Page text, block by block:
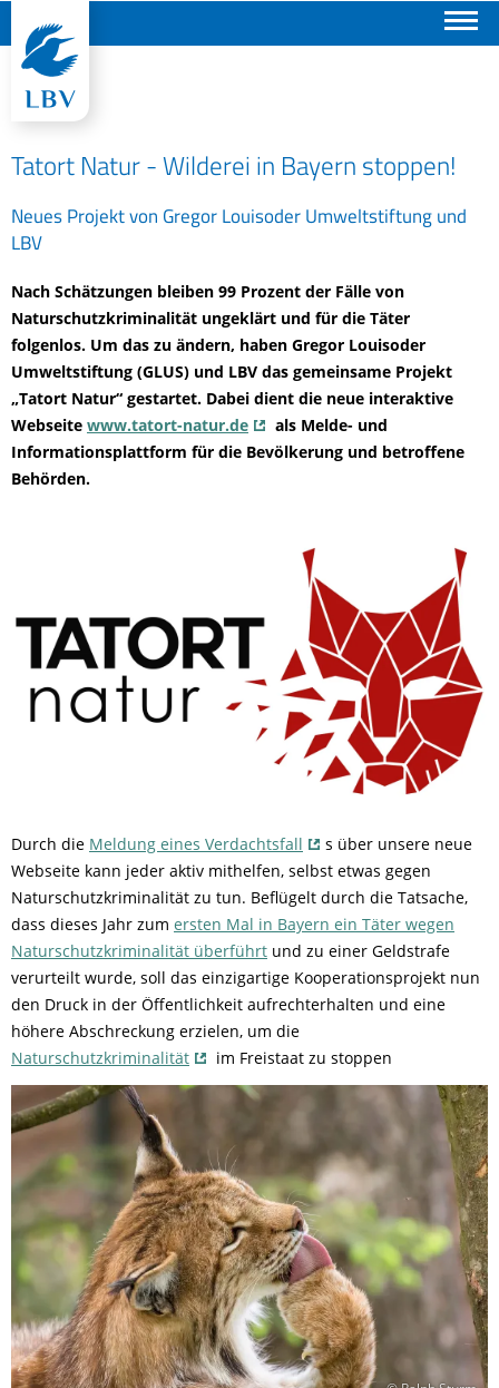
Tatort Natur - Wilderei in Bayern stoppen!
Neues Projekt von Gregor Louisoder Umweltstiftung und
LBV
Nach Schätzungen bleiben 99 Prozent der Fälle von
Naturschutzkriminalität ungeklärt und für die Täter
folgenlos. Um das zu ändern, haben Gregor Louisoder
Umweltstiftung (GLUS) und LBV das gemeinsame Projekt
„Tatort Natur“ gestartet. Dabei dient die neue interaktive
Webseite www.tatort-natur.de
als Melde- und
Informationsplattform für die Bevölkerung und betroffene
Behörden.
Durch die Meldung eines Verdachtsfall
s über unsere neue
Webseite kann jeder aktiv mithelfen, selbst etwas gegen
Naturschutzkriminalität zu tun. Beflügelt durch die Tatsache,
dass dieses Jahr zum ersten Mal in Bayern ein Täter wegen
Naturschutzkriminalität überführt und zu einer Geldstrafe
verurteilt wurde, soll das einzigartige Kooperationsprojekt nun
den Druck in der Öffentlichkeit aufrechterhalten und eine
höhere Abschreckung erzielen, um die
Naturschutzkriminalität
im Freistaat zu stoppen